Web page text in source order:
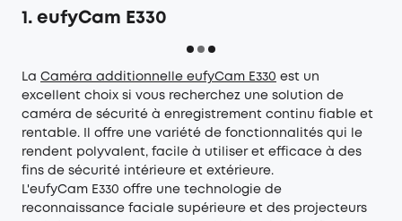
1. eufyCam E330
La Caméra additionnelle eufyCam E330 est un
excellent choix si vous recherchez une solution de
caméra de sécurité à enregistrement continu fiable et
rentable. Il offre une variété de fonctionnalités qui le
rendent polyvalent, facile à utiliser et efficace à des
fins de sécurité intérieure et extérieure.
L'eufyCam E330 offre une technologie de
reconnaissance faciale supérieure et des projecteurs